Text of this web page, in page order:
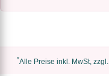
*Alle Preise inkl. MwSt, zzgl.